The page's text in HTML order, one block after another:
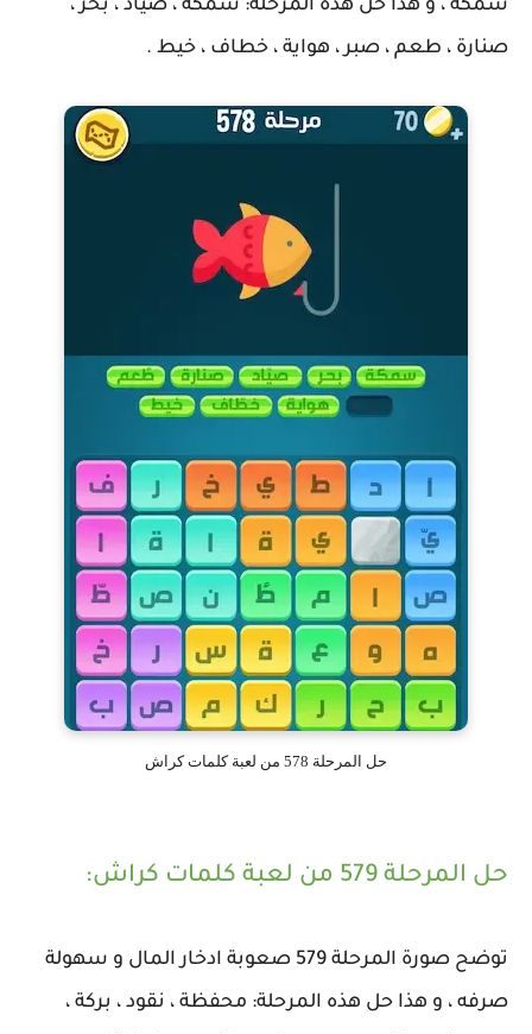
سمكة ، و هذا حل هذه المرحلة: سمكة ، صياد ، بحر ،
صنارة ، طعم ، صبر ، هواية ، خطاف ، خيط .
حل المرحلة 578 من لعبة كلمات كراش
حل المرحلة 579 من لعبة كلمات كراش:
توضح صورة المرحلة 579 صعوبة ادخار المال و سهولة
صرفه ، و هذا حل هذه المرحلة: محفظة ، نقود ، بركة ،